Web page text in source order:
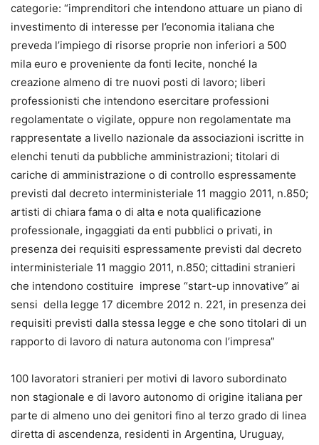
categorie: “imprenditori che intendono attuare un piano di
investimento di interesse per l’economia italiana che
preveda l’impiego di risorse proprie non inferiori a 500
mila euro e proveniente da fonti lecite, nonché la
creazione almeno di tre nuovi posti di lavoro; liberi
professionisti che intendono esercitare professioni
regolamentate o vigilate, oppure non regolamentate ma
rappresentate a livello nazionale da associazioni iscritte in
elenchi tenuti da pubbliche amministrazioni; titolari di
cariche di amministrazione o di controllo espressamente
previsti dal decreto interministeriale 11 maggio 2011, n.850;
artisti di chiara fama o di alta e nota qualificazione
professionale, ingaggiati da enti pubblici o privati, in
presenza dei requisiti espressamente previsti dal decreto
interministeriale 11 maggio 2011, n.850; cittadini stranieri
che intendono costituire imprese “start-up innovative” ai
sensi della legge 17 dicembre 2012 n. 221, in presenza dei
requisiti previsti dalla stessa legge e che sono titolari di un
rapporto di lavoro di natura autonoma con l’impresa”
100 lavoratori stranieri per motivi di lavoro subordinato
non stagionale e di lavoro autonomo di origine italiana per
parte di almeno uno dei genitori fino al terzo grado di linea
diretta di ascendenza, residenti in Argentina, Uruguay,